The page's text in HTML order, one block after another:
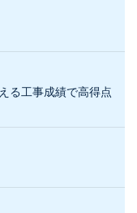
る工事成績で高得点